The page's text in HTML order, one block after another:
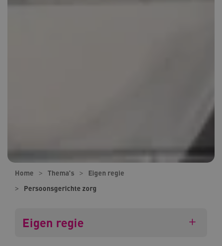
Home Thema's
Eigen regie
Persoonsgerichte zorg
Eigen regie